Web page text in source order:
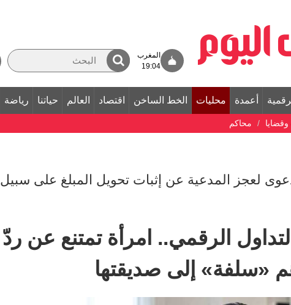
المغرب
19:04
أعمدة محليات الخط الساخن اقتصاد العالم حياتنا رياضة
محاكم
لعجز المدعية عن إثبات تحويل المبلغ على سبيل
الرقمي.. امرأة تمتنع عن ردّ